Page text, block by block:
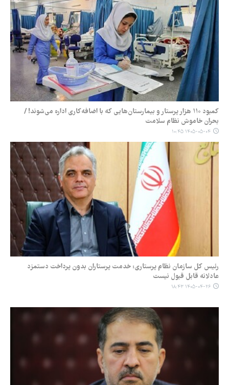
کمبود ۱۱۰ هزار پرستار و بیمارستان‌هایی که با اضافه‌کاری اداره می‌شوند! /
بحران خاموش نظام سلامت
۱۴۰۵-۰۵-۰۴ ۱۰:۴۵
رئیس کل سازمان نظام پرستاری: خدمت پرستاران بدون پرداخت دستمزد
عادلانه قابل قبول نیست
۱۴۰۵-۰۴-۲۶ ۱۸:۴۳